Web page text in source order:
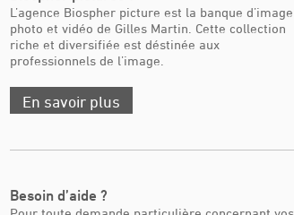
L’agence Biospher picture est la banque d’image
photo et vidéo de Gilles Martin. Cette collection
riche et diversifiée est déstinée aux
professionnels de l’image.
En savoir plus
Besoin d’aide ?